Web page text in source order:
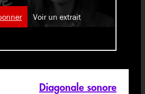
Voir un extrait
Diagonale sonore